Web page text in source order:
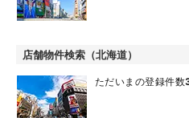
店舗物件検索（北海道）
ただいまの登録件数